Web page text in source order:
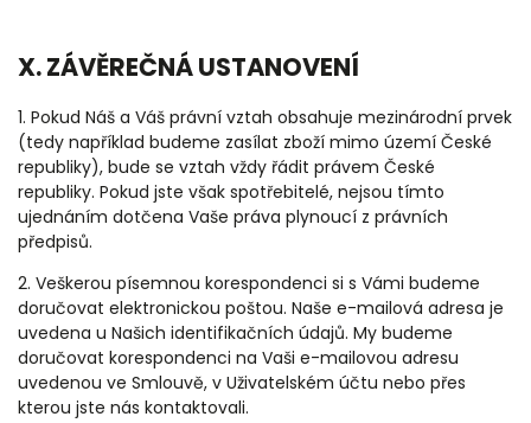
X. ZÁVĚREČNÁ USTANOVENÍ
1. Pokud Náš a Váš právní vztah obsahuje mezinárodní prvek
(tedy například budeme zasílat zboží mimo území České
republiky), bude se vztah vždy řádit právem České
republiky. Pokud jste však spotřebitelé, nejsou tímto
ujednáním dotčena Vaše práva plynoucí z právních
předpisů.
2. Veškerou písemnou korespondenci si s Vámi budeme
doručovat elektronickou poštou. Naše e-mailová adresa je
uvedena u Našich identifikačních údajů. My budeme
doručovat korespondenci na Vaši e-mailovou adresu
uvedenou ve Smlouvě, v Uživatelském účtu nebo přes
kterou jste nás kontaktovali.